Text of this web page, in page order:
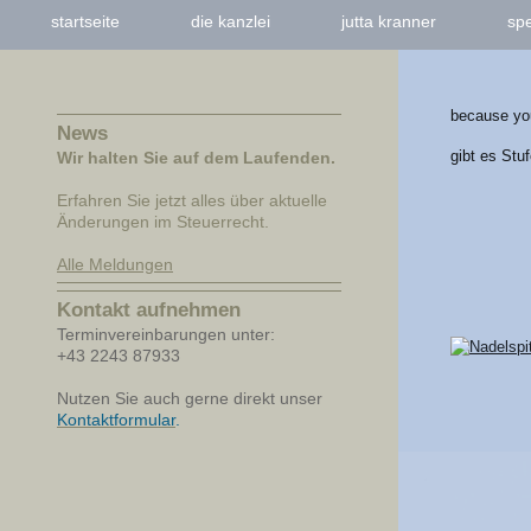
startseite die kanzlei jutta kranner
because
gibt es
News
Wir halten Sie auf dem Laufenden.
Erfahren Sie jetzt alles über aktuelle
Änderungen im Steuerrecht.
Alle Meldungen
Kontakt aufnehmen
Terminvereinbarungen unter:
+43 2243 87933
Nutzen Sie auch gerne direkt unser
Kontaktformular.